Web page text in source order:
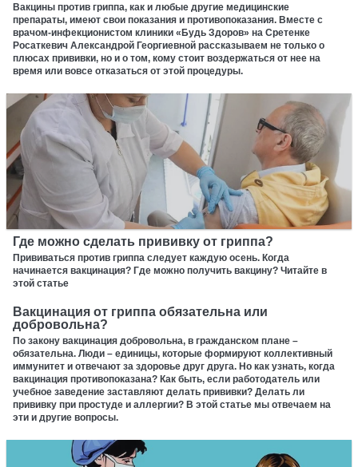
Вакцины против гриппа, как и любые другие медицинские
препараты, имеют свои показания и противопоказания. Вместе с
врачом-инфекционистом клиники «Будь Здоров» на Сретенке
Росаткевич Александрой Георгиевной рассказываем не только о
плюсах прививки, но и о том, кому стоит воздержаться от нее на
время или вовсе отказаться от этой процедуры.
Где можно сделать прививку от гриппа?
Прививаться против гриппа следует каждую осень. Когда
начинается вакцинация? Где можно получить вакцину? Читайте в
этой статье
Вакцинация от гриппа обязательна или
добровольна?
По закону вакцинация добровольна, в гражданском плане –
обязательна. Люди – единицы, которые формируют коллективный
иммунитет и отвечают за здоровье друг друга. Но как узнать, когда
вакцинация противопоказана? Как быть, если работодатель или
учебное заведение заставляют делать прививки? Делать ли
прививку при простуде и аллергии? В этой статье мы отвечаем на
эти и другие вопросы.